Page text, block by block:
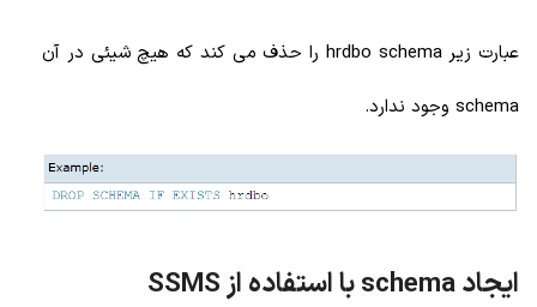
عبارت زیر hrdbo schema را حذف می کند که هیچ شیئی در آن
schema وجود ندارد.
ایجاد schema با استفاده از SSMS